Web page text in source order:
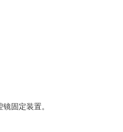
固定装置。